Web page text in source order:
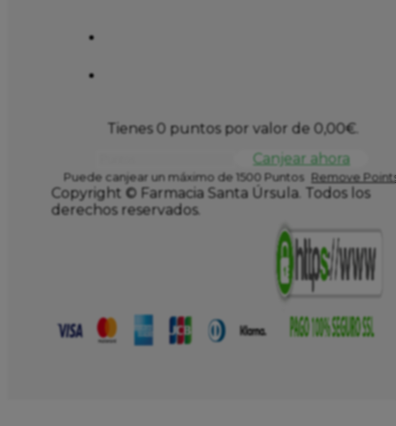
Tienes 0 puntos por valor de 0,00€.
Canjear ahora
Puede canjear un máximo de 1500 Puntos Remove
Copyright © Farmacia Santa Úrsula. Todos los
derechos reservados.